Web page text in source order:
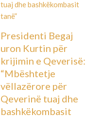
Presidenti Begaj
uron Kurtin për
krijimin e Qeverisë:
“Mbështetje
vëllazërore për
Qeverinë tuaj dhe
bashkëkombasit